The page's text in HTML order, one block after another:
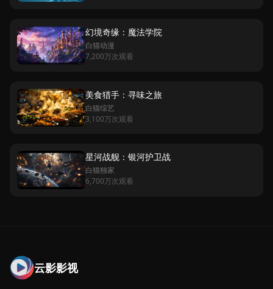
幻境奇缘：魔法学院
白猫动漫
7,200万次观看
美食猎手：寻味之旅
白猫综艺
3,100万次观看
星河战舰：银河护卫战
白猫独家
6,700万次观看
云影影视